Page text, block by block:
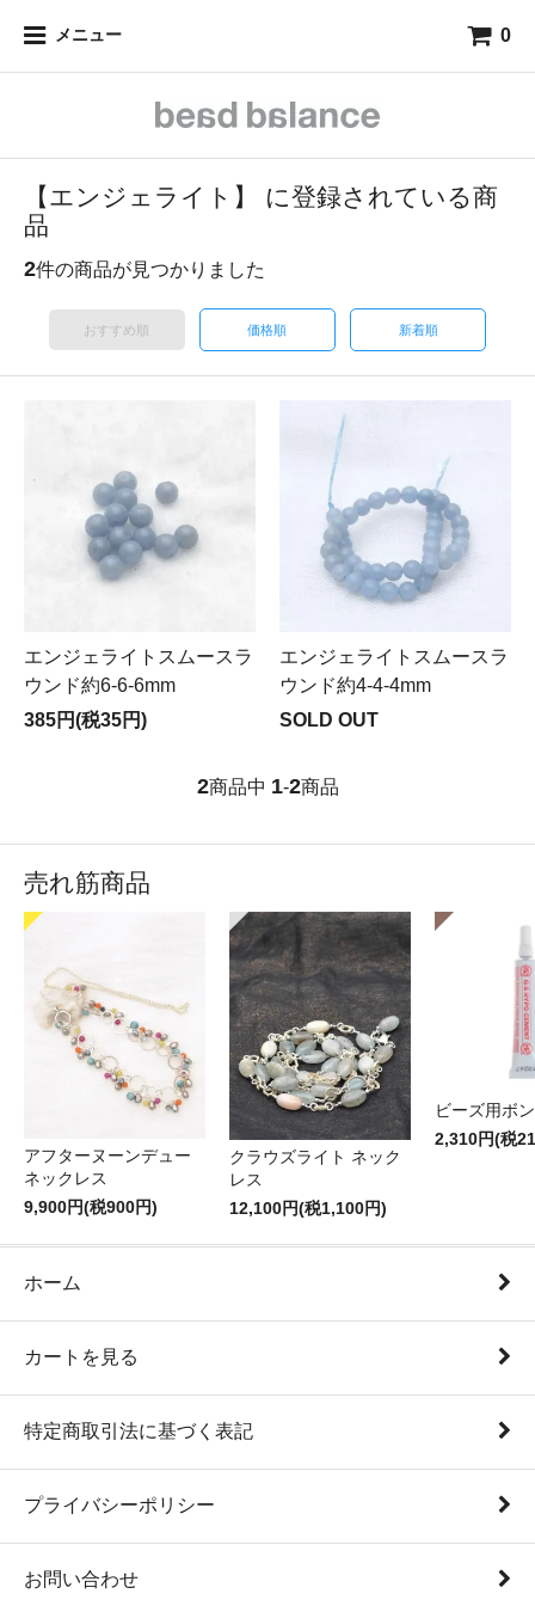
メニュー 0
【エンジェライト】 に登録されている商
品
2件の商品が見つかりました
おすすめ順 価格順 新着順
エンジェライトスムースラ
ウンド約6-6-6mm
385円(税35円)
エンジェライトスムースラ
ウンド約4-4-4mm
SOLD OUT
2商品中 1-2商品
売れ筋商品
アフターヌーンデュー
ネックレス
9,900円(税900円)
クラウズライト ネック
レス
12,100円(税1,100円)
ビーズ用ボ
2,310円(税
ホーム
カートを見る
特定商取引法に基づく表記
プライバシーポリシー
お問い合わせ